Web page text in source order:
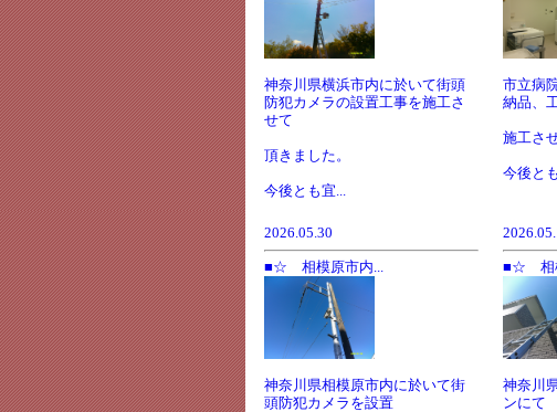
神奈川県横浜市内に於いて街頭
防犯カメラの設置工事を施工さ
せて
頂きました。
今後とも宜...
市立病
納品、
施工さ
今後と
2026.05.30
■☆ 相模原市内...
神奈川県相模原市内に於いて街
頭防犯カメラを設置
■☆ 相
神奈川
ンにて